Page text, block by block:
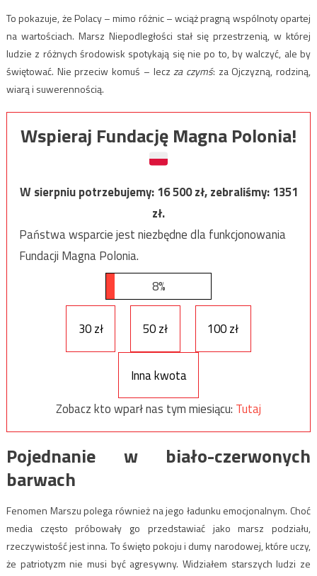
To pokazuje, że Polacy – mimo różnic – wciąż pragną wspólnoty opartej
na wartościach. Marsz Niepodległości stał się przestrzenią, w której
ludzie z różnych środowisk spotykają się nie po to, by walczyć, ale by
świętować. Nie przeciw komuś – leczza czymś: za Ojczyzną, rodziną,
wiarą i suwerennością.
Wspieraj Fundację Magna Polonia!
W sierpniu potrzebujemy:16 500zł, zebraliśmy:1351
zł.
Państwa wsparcie jest niezbędne dla funkcjonowania
Fundacji Magna Polonia.
8%
30 zł 50 zł 100 zł
Inna kwota
Zobacz kto wparł nas tym miesiącu: Tutaj
Pojednanie w biało-czerwonych
barwach
Fenomen Marszu polega również na jego ładunku emocjonalnym. Choć
media często próbowały go przedstawiać jako marsz podziału,
rzeczywistość jest inna. To święto pokoju i dumy narodowej, które uczy,
że patriotyzm nie musi być agresywny. Widziałem starszych ludzi ze